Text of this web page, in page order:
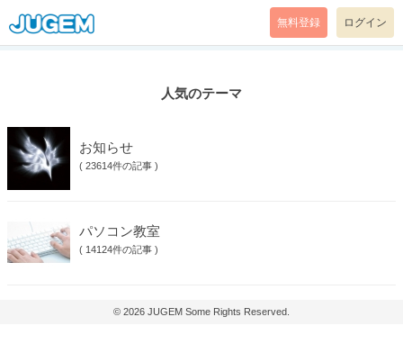
無料登録 ログイン
人気のテーマ
お知らせ
( 23614件の記事 )
パソコン教室
( 14124件の記事 )
© 2026 JUGEM Some Rights Reserved.